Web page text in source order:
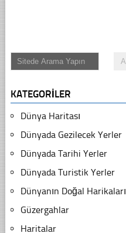
KATEGORILER
Dünya Haritası
Dünyada Gezilecek Yerler
Dünyada Tarihi Yerler
Dünyada Turistik Yerler
Dünyanın Doğal Harikaları
Güzergahlar
Haritalar